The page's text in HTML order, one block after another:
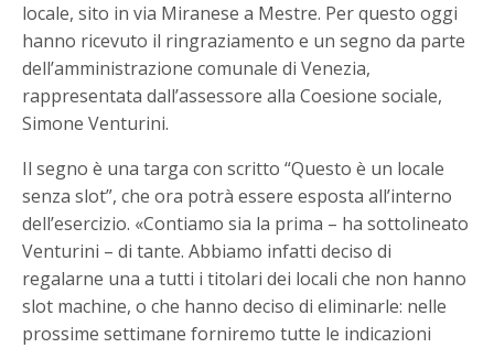
locale, sito in via Miranese a Mestre. Per questo oggi
hanno ricevuto il ringraziamento e un segno da parte
dell’amministrazione comunale di Venezia,
rappresentata dall’assessore alla Coesione sociale,
Simone Venturini.
Il segno è una targa con scritto “Questo è un locale
senza slot”, che ora potrà essere esposta all’interno
dell’esercizio. «Contiamo sia la prima – ha sottolineato
Venturini – di tante. Abbiamo infatti deciso di
regalarne una a tutti i titolari dei locali che non hanno
slot machine, o che hanno deciso di eliminarle: nelle
prossime settimane forniremo tutte le indicazioni